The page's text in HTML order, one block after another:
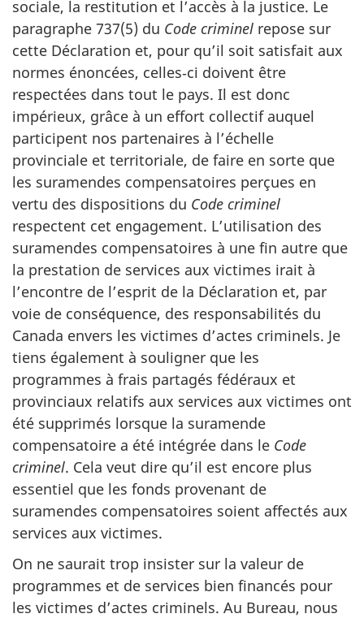
sociale, la restitution et l’accès à la justice. Le
paragraphe 737(5) du Code criminel repose sur
cette Déclaration et, pour qu’il soit satisfait aux
normes énoncées, celles‑ci doivent être
respectées dans tout le pays. Il est donc
impérieux, grâce à un effort collectif auquel
participent nos partenaires à l’échelle
provinciale et territoriale, de faire en sorte que
les suramendes compensatoires perçues en
vertu des dispositions du Code criminel
respectent cet engagement. L’utilisation des
suramendes compensatoires à une fin autre que
la prestation de services aux victimes irait à
l’encontre de l’esprit de la Déclaration et, par
voie de conséquence, des responsabilités du
Canada envers les victimes d’actes criminels. Je
tiens également à souligner que les
programmes à frais partagés fédéraux et
provinciaux relatifs aux services aux victimes ont
été supprimés lorsque la suramende
compensatoire a été intégrée dans le Code
criminel. Cela veut dire qu’il est encore plus
essentiel que les fonds provenant de
suramendes compensatoires soient affectés aux
services aux victimes.
On ne saurait trop insister sur la valeur de
programmes et de services bien financés pour
les victimes d’actes criminels. Au Bureau, nous